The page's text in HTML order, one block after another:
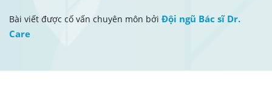
Bài viết được cố vấn chuyên môn bởi Đội ngũ Bác sĩ Dr.
Care